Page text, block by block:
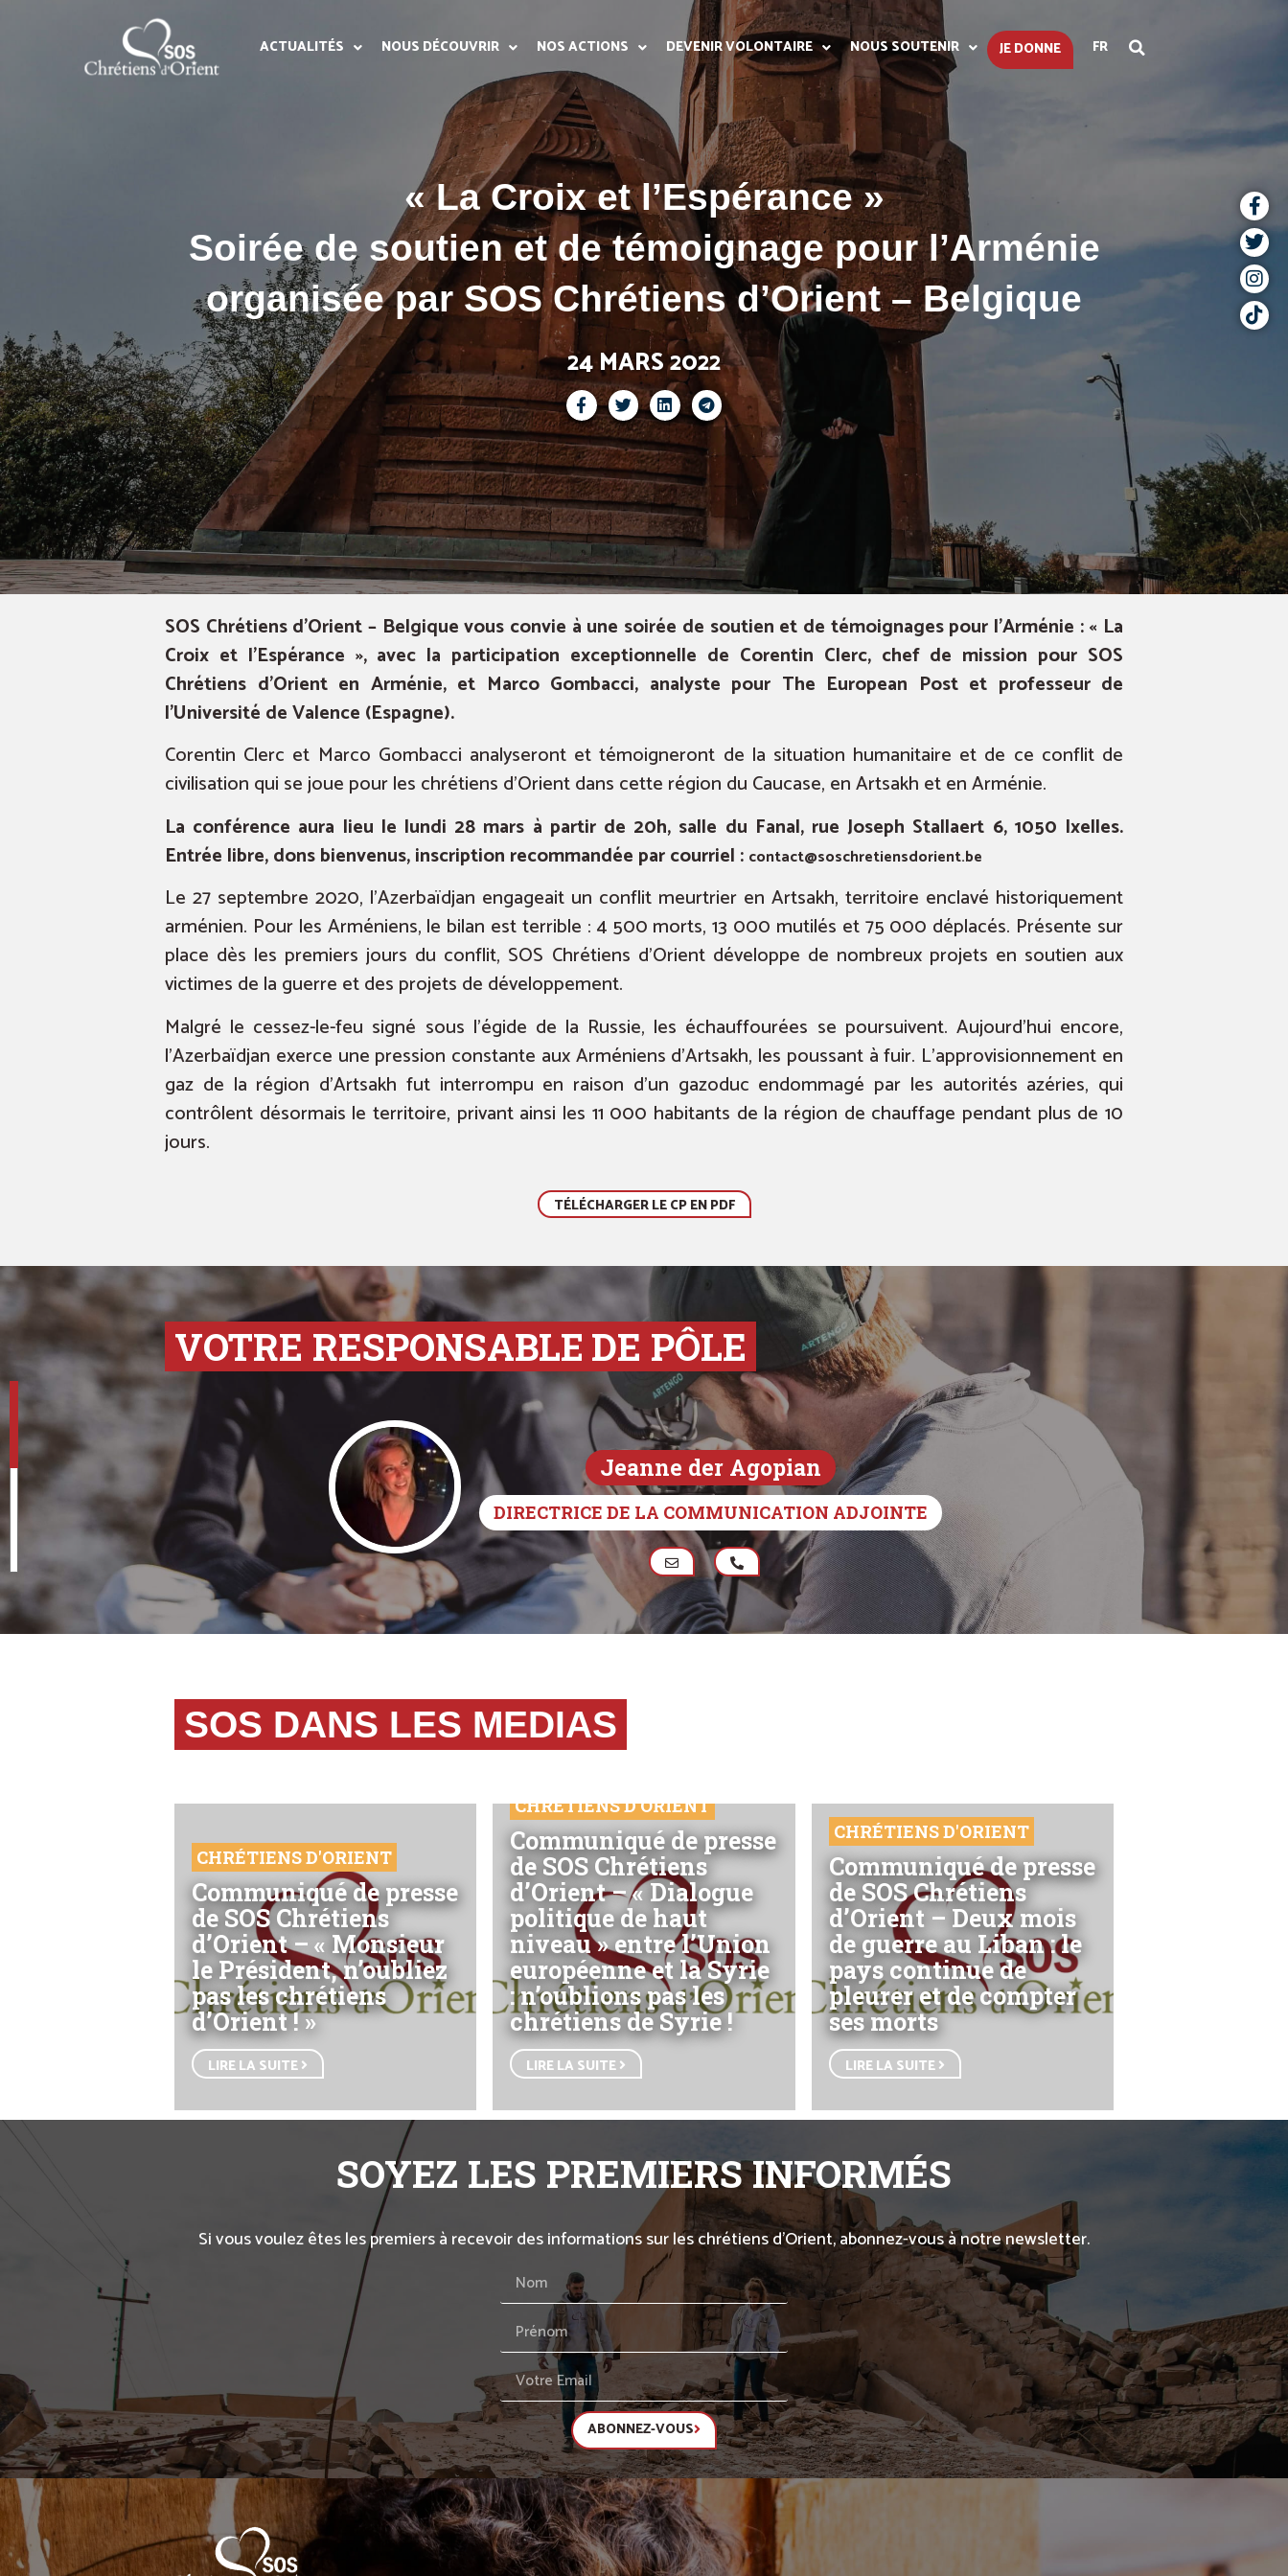
ACTUALITÉS NOUS DÉCOUVRIR NOS ACTIONS DEVENIR VOLONTAIRE NOUS SOUTENIR JE DONNE FR
« La Croix et l’Espérance »
Soirée de soutien et de témoignage pour l’Arménie
organisée par SOS Chrétiens d’Orient – Belgique
24 MARS 2022
SOS Chrétiens d’Orient – Belgique vous convie à une soirée de soutien et de témoignages pour l’Arménie : « La
Croix et l’Espérance », avec la participation exceptionnelle de Corentin Clerc, chef de mission pour SOS
Chrétiens d’Orient en Arménie, et Marco Gombacci, analyste pour The European Post et professeur de
l’Université de Valence (Espagne).
Corentin Clerc et Marco Gombacci analyseront et témoigneront de la situation humanitaire et de ce conflit de
civilisation qui se joue pour les chrétiens d’Orient dans cette région du Caucase, en Artsakh et en Arménie.
La conférence aura lieu le lundi 28 mars à partir de 20h, salle du Fanal, rue Joseph Stallaert 6, 1050 Ixelles.
Entrée libre, dons bienvenus, inscription recommandée par courriel : contact@soschretiensdorient.be
Le 27 septembre 2020, l’Azerbaïdjan engageait un conflit meurtrier en Artsakh, territoire enclavé historiquement
arménien. Pour les Arméniens, le bilan est terrible : 4 500 morts, 13 000 mutilés et 75 000 déplacés. Présente sur
place dès les premiers jours du conflit, SOS Chrétiens d’Orient développe de nombreux projets en soutien aux
victimes de la guerre et des projets de développement.
Malgré le cessez-le-feu signé sous l’égide de la Russie, les échauffourées se poursuivent. Aujourd’hui encore,
l’Azerbaïdjan exerce une pression constante aux Arméniens d’Artsakh, les poussant à fuir. L’approvisionnement en
gaz de la région d’Artsakh fut interrompu en raison d’un gazoduc endommagé par les autorités azéries, qui
contrôlent désormais le territoire, privant ainsi les 11 000 habitants de la région de chauffage pendant plus de 10
jours.
TÉLÉCHARGER LE CP EN PDF
VOTRE RESPONSABLE DE PÔLE
Jeanne der Agopian
DIRECTRICE DE LA COMMUNICATION ADJOINTE
SOS DANS LES MEDIAS
CHRÉTIENS D'ORIENT
Communiqué de presse
de SOS Chrétiens
d’Orient – « Monsieur
le Président, n’oubliez
pas les chrétiens
d’Orient ! »
LIRE LA SUITE
CHRÉTIENS D'ORIENT
Communiqué de presse
de SOS Chrétiens
d’Orient – « Dialogue
politique de haut
niveau » entre l’Union
européenne et la Syrie
: n’oublions pas les
chrétiens de Syrie !
LIRE LA SUITE
CHRÉTIENS D'ORIENT
Communiqué de presse
de SOS Chrétiens
d’Orient – Deux mois
de guerre au Liban : le
pays continue de
pleurer et de compter
ses morts
LIRE LA SUITE
SOYEZ LES PREMIERS INFORMÉS
Si vous voulez êtes les premiers à recevoir des informations sur les chrétiens d’Orient, abonnez-vous à notre newsletter.
ABONNEZ-VOUS